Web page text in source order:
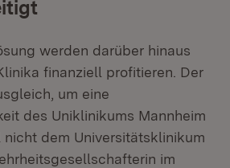
werden darüber hinaus
finanziell profitieren. Der
um eine
des Uniklinikums Mannheim
dem Universitätsklinikum
im